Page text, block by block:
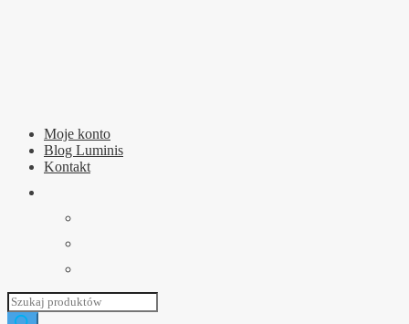
Moje konto
Blog Luminis
Kontakt
Wyszukiwarka
produktów